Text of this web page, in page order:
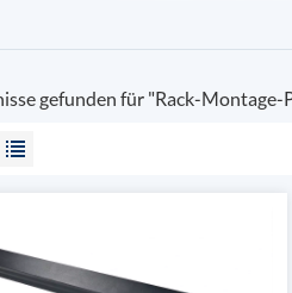
gefunden für "Rack-Montage-